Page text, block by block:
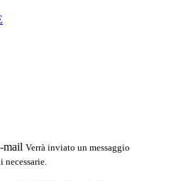
mail Verrà inviato un messaggio